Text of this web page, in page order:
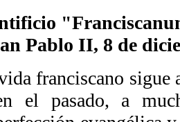
Pablo II, 8 de
franciscano sigue
el pasado, a